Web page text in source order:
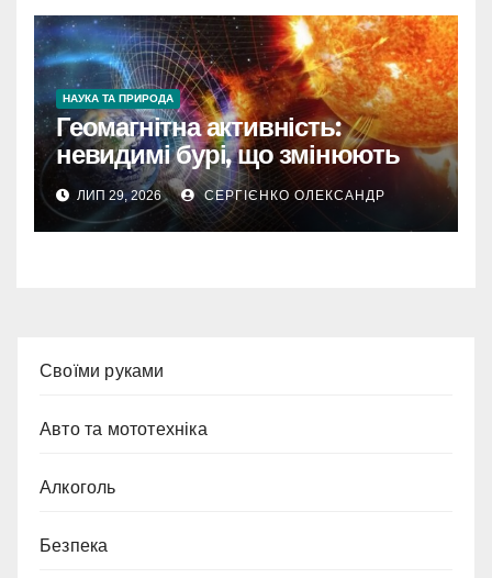
НАУКА ТА ПРИРОДА
Геомагнітна активність:
невидимі бурі, що змінюють
наш світ
ЛИП 29, 2026 СЕРГІЄНКО ОЛЕКСАНДР
Cвоїми руками
Авто та мототехніка
Алкоголь
Безпека